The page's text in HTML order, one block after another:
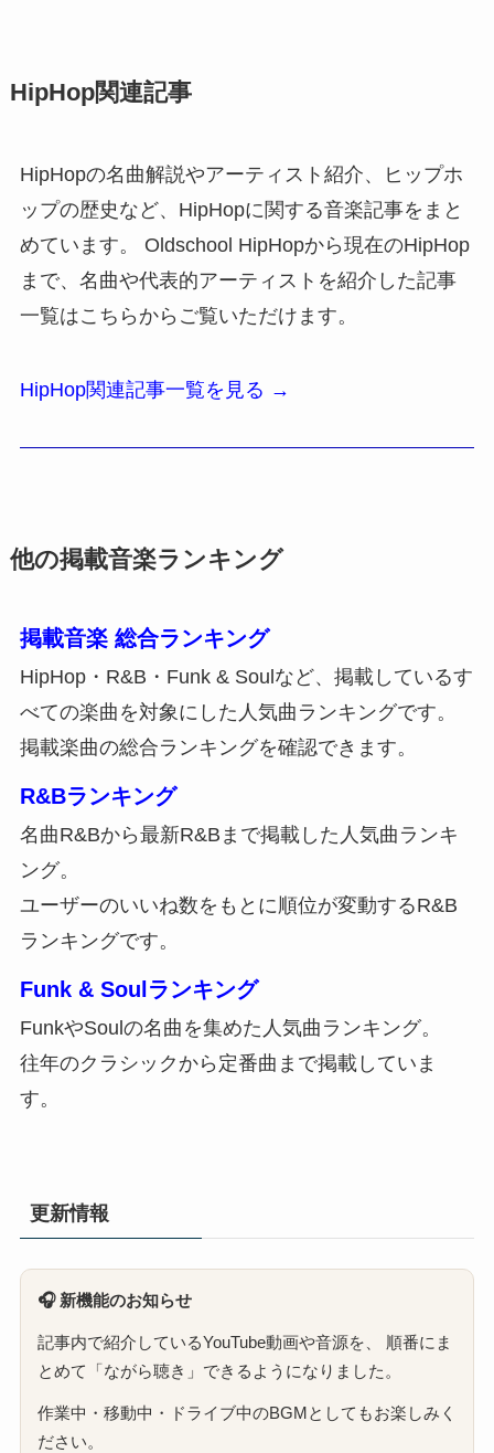
HipHop関連記事
HipHopの名曲解説やアーティスト紹介、ヒップホ
ップの歴史など、HipHopに関する音楽記事をまと
めています。 Oldschool HipHopから現在のHipHop
まで、名曲や代表的アーティストを紹介した記事
一覧はこちらからご覧いただけます。
HipHop関連記事一覧を見る →
他の掲載音楽ランキング
掲載音楽 総合ランキング
HipHop・R&B・Funk & Soulなど、掲載しているす
べての楽曲を対象にした人気曲ランキングです。
掲載楽曲の総合ランキングを確認できます。
R&Bランキング
名曲R&Bから最新R&Bまで掲載した人気曲ランキ
ング。
ユーザーのいいね数をもとに順位が変動するR&B
ランキングです。
Funk & Soulランキング
FunkやSoulの名曲を集めた人気曲ランキング。
往年のクラシックから定番曲まで掲載していま
す。
更新情報
🎧 新機能のお知らせ
記事内で紹介しているYouTube動画や音源を、 順番にま
とめて「ながら聴き」できるようになりました。
作業中・移動中・ドライブ中のBGMとしてもお楽しみく
ださい。